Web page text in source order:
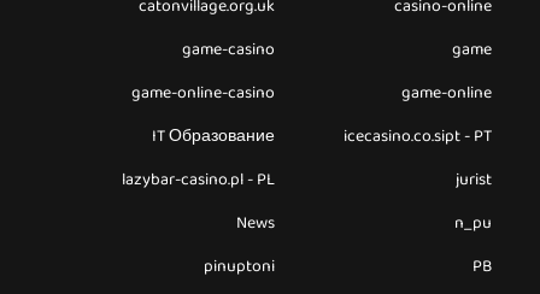
casino-online
catonvillage.org.uk
game
game-casino
game-online
game-online-casino
icecasino.co.sipt - PT
IT Образование
jurist
lazybar-casino.pl - PL
n_pu
News
PB
pinuptoni